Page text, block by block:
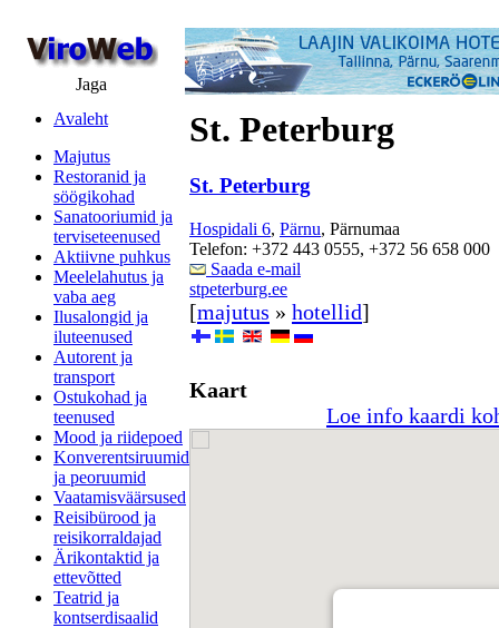
Jaga
Avaleht
Majutus
Restoranid ja
söögikohad
Sanatooriumid ja
terviseteenused
Aktiivne puhkus
Meelelahutus ja
vaba aeg
Ilusalongid ja
iluteenused
Autorent ja
transport
Ostukohad ja
teenused
Mood ja riidepoed
Konverentsiruumid
ja peoruumid
Vaatamisväärsused
Reisibürood ja
reisikorraldajad
Ärikontaktid ja
ettevõtted
Teatrid ja
kontserdisaalid
St. Peterburg
St. Peterburg
Hospidali 6, Pärnu, Pärnumaa
Telefon: +372 443 0555, +372 56 658 000
Saada e-mail
stpeterburg.ee
[majutus » hotellid]
Kaart
Loe info kaardi